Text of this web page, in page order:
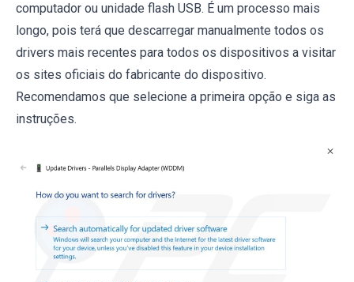
computador ou unidade flash USB. É um processo mais
longo, pois terá que descarregar manualmente todos os
drivers mais recentes para todos os dispositivos a visitar
os sites oficiais do fabricante do dispositivo.
Recomendamos que selecione a primeira opção e siga as
instruções.